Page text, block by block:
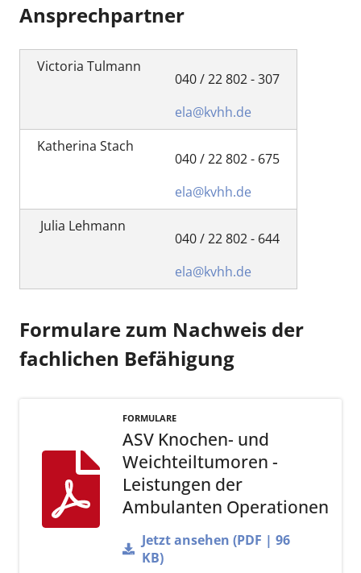
Ansprechpartner
Victoria Tulmann
040 / 22 802 - 307
ela@kvhh.de
Katherina Stach
040 / 22 802 - 675
ela@kvhh.de
Julia Lehmann
040 / 22 802 - 644
ela@kvhh.de
Formulare zum Nachweis der
fachlichen Befähigung
FORMULARE
ASV Knochen- und
Weichteiltumoren -
Leistungen der
Ambulanten Operationen
Jetzt ansehen (PDF | 96
KB)